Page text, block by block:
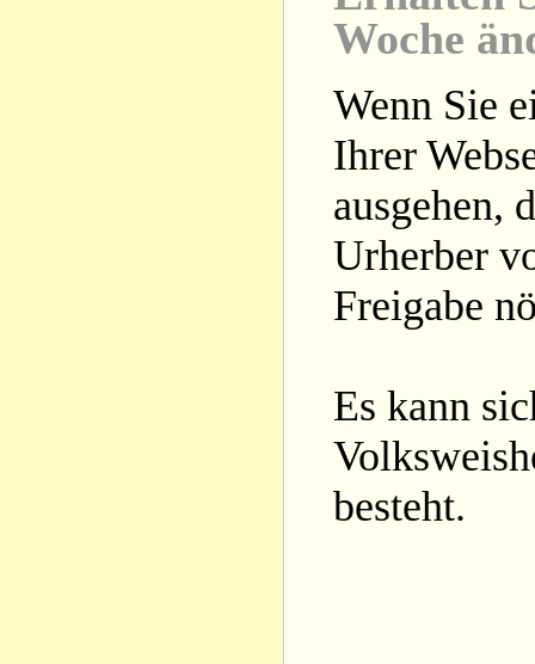
Woche
Wenn Sie
Ihrer
ausgehen,
Urherber
Freigabe
Es kann
besteht.